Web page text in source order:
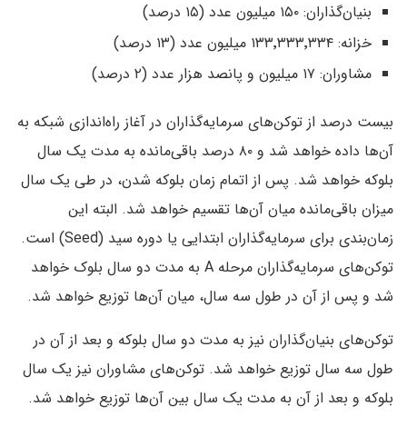
بنیان‌گذاران: ۱۵۰ میلیون عدد (۱۵ درصد)
خزانه: ۱۳۳٬۳۳۳٬۳۳۴ میلیون عدد (۱۳ درصد)
مشاوران: ۱۷ میلیون و پانصد هزار عدد (۲ درصد)
بیست درصد از توکن‌های سرمایه‌گذاران در آغاز راه‌اندازی شبکه به
آن‌ها داده خواهد شد و ۸۰ درصد باقی‌مانده به مدت یک سال
بلوکه خواهد شد. پس از اتمام زمان بلوکه شدن، در طی یک سال
میزان باقی‌مانده میان آن‌ها تقسیم خواهد شد. البته این
زمان‌بندی برای سرمایه‌گذاران ابتدایی یا دوره سید (Seed) است.
توکن‌های سرمایه‌گذاران مرحله A به مدت دو سال بلوک خواهد
شد و پس از آن در طول سه سال، میان آن‌ها توزیع خواهد شد.
توکن‌های بنیان‌گذاران نیز به مدت دو سال بلوکه و بعد از آن در
طول سه سال توزیع خواهد شد. توکن‌های مشاوران نیز یک سال
بلوکه و بعد از آن به مدت یک سال بین آن‌ها توزیع خواهد شد.